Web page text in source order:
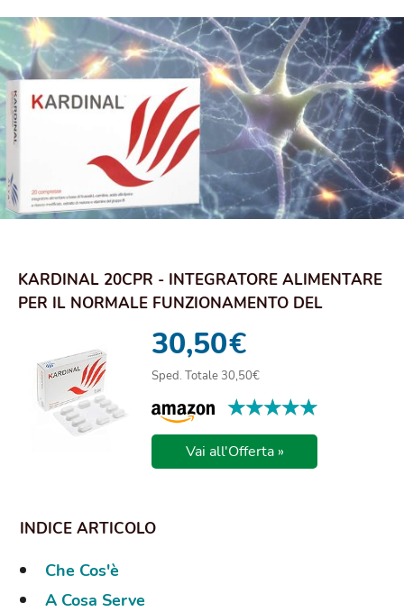
KARDINAL 20CPR - INTEGRATORE ALIMENTARE
PER IL NORMALE FUNZIONAMENTO DEL
30,50€
Sped. Totale 30,50€
★★★★★
★★★★★
Vai all'Offerta »
Che Cos'è
A Cosa Serve